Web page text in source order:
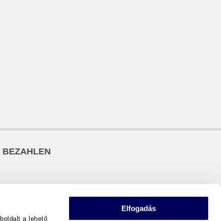
a lehető
Elfogadás
BEZAHLEN